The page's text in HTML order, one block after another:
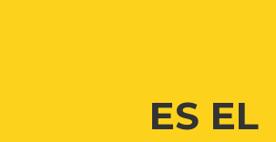
ES EL